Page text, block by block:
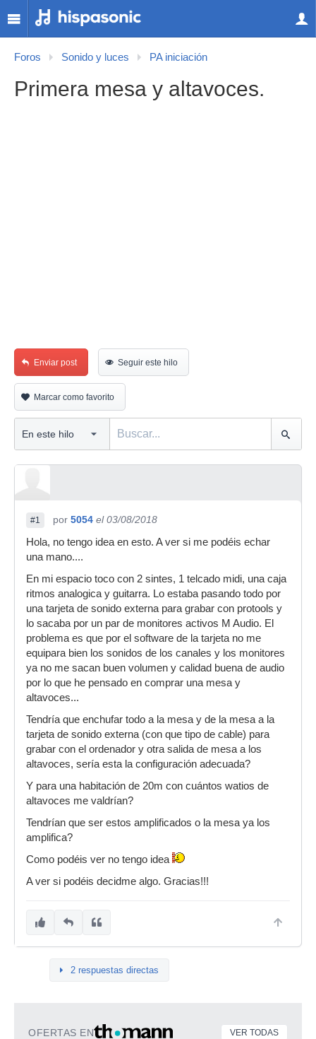
Foros Sonido y luces PA iniciación
Primera mesa y altavoces.
Enviar post Seguir este hilo
Marcar como favorito
#1 por 5054 el 03/08/2018
Hola, no tengo idea en esto. A ver si me podéis echar
una mano....
En mi espacio toco con 2 sintes, 1 telcado midi, una caja
ritmos analogica y guitarra. Lo estaba pasando todo por
una tarjeta de sonido externa para grabar con protools y
lo sacaba por un par de monitores activos M Audio. El
problema es que por el software de la tarjeta no me
equipara bien los sonidos de los canales y los monitores
ya no me sacan buen volumen y calidad buena de audio
por lo que he pensado en comprar una mesa y
altavoces...
Tendría que enchufar todo a la mesa y de la mesa a la
tarjeta de sonido externa (con que tipo de cable) para
grabar con el ordenador y otra salida de mesa a los
altavoces, sería esta la configuración adecuada?
Y para una habitación de 20m con cuántos watios de
altavoces me valdrían?
Tendrían que ser estos amplificados o la mesa ya los
amplifica?
Como podéis ver no tengo idea
A ver si podéis decidme algo. Gracias!!!
2 respuestas directas
OFERTAS EN VER TODAS